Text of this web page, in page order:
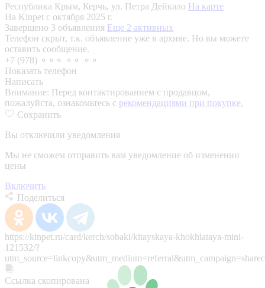
Республика Крым, Керчь, ул. Петра Дейкало На карте
На Kinpet c октября 2025 г.
Завершено 3 объявления Еще 2 активных
Телефон скрыт, т.к. объявление уже в архиве. Но вы можете
оставить сообщение.
+7 (978) ⚬⚬⚬ ⚬⚬ ⚬⚬
Показать телефон
Написать
Внимание: Перед контактированием с продавцом,
пожалуйста, ознакомьтесь с рекомендациями при покупке.
Сохранить
Вы отключили уведомления
Мы не сможем отправить вам уведомление об изменении
цены
Включить
Поделиться
https://kinpet.ru/card/kerch/sobaki/kitayskaya-khokhlataya-mini-
121532/?
Ссылка скопирована